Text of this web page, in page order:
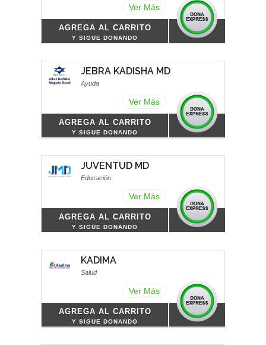
Ver Más
AGREGA AL CARRITO
Y SIGUE DONANDO
JEBRA KADISHA MD
Ayuda
Ver Más
AGREGA AL CARRITO
Y SIGUE DONANDO
JUVENTUD MD
Educación
Ver Más
AGREGA AL CARRITO
Y SIGUE DONANDO
KADIMA
Salud
Ver Más
AGREGA AL CARRITO
Y SIGUE DONANDO